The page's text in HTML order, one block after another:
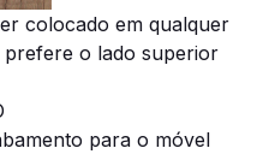
colocado em qualquer
prefere o lado superior
para o móvel